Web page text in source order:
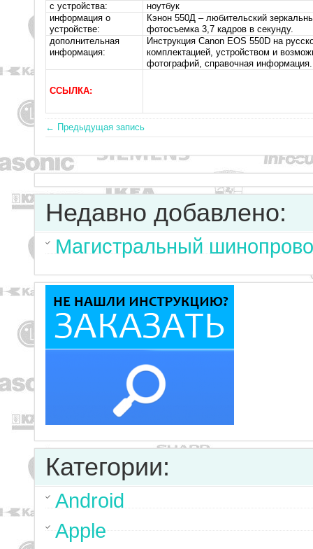
с устройства:
ноутбук
информация о
устройстве:
Кэнон 550Д – любительский
фотосъемка 3,7 кадров в секунду.
дополнительная
информация:
Инструкция Canon EOS 550D на
комплектацией, устройством и
фотографий, справочная информация.
ССЫЛКА:
← Предыдущая запись
Недавно добавлено:
Магистральный
Категории:
Android
Apple